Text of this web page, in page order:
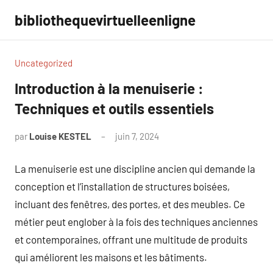
contenu
bibliothequevirtuelleenligne
Uncategorized
Introduction à la menuiserie :
Techniques et outils essentiels
par Louise KESTEL juin 7, 2024
La menuiserie est une discipline ancien qui demande la
conception et l’installation de structures boisées,
incluant des fenêtres, des portes, et des meubles. Ce
métier peut englober à la fois des techniques anciennes
et contemporaines, offrant une multitude de produits
qui améliorent les maisons et les bâtiments.